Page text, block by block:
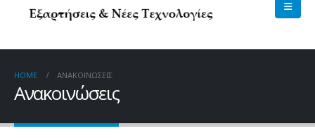
HOME ΑΝΑΚΟΙΝΏΣΕΙΣ
Ανακοινώσεις